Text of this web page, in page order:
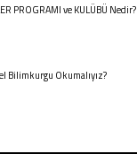
PROGRAMI ve KULÜBÜ Nedir?
Bilimkurgu Okumalıyız?